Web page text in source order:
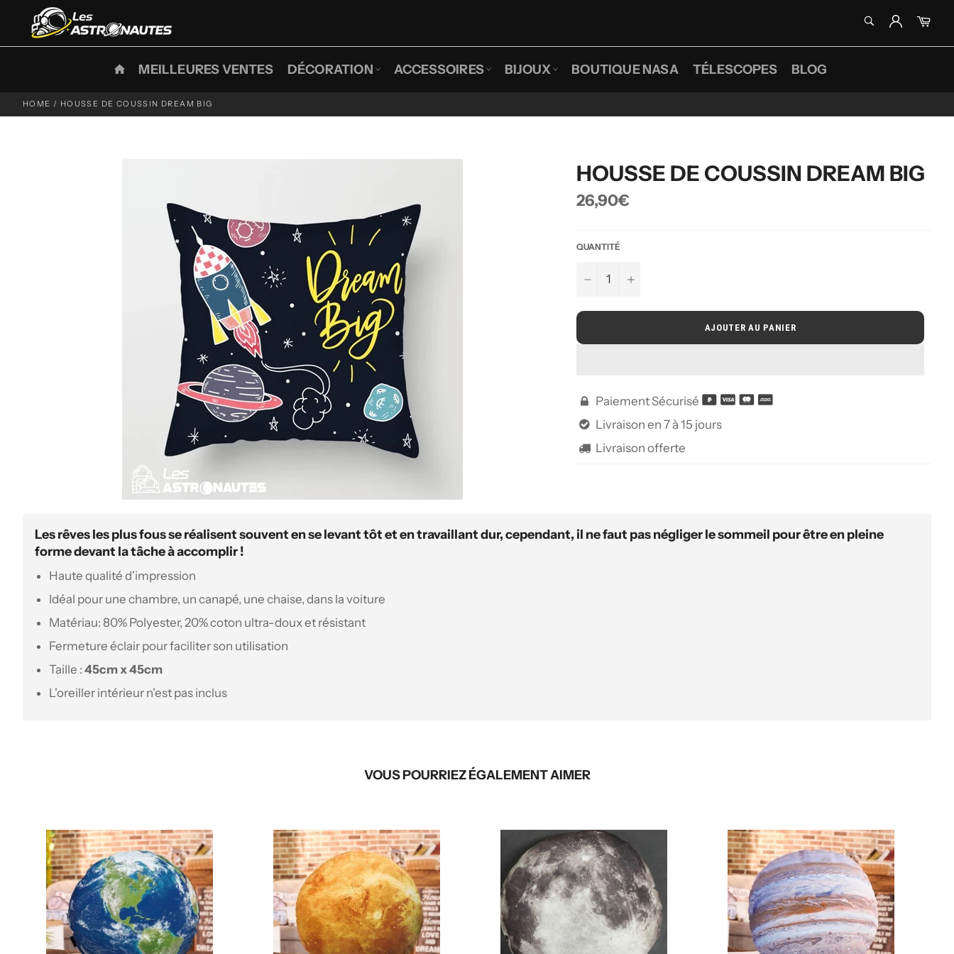
contenu
Recherche
MEILLEURES VENTES DÉCORATION ACCESSOIRES BIJOUX BOUTIQUE NASA TÉLESCOPES BLOG
HOME / HOUSSE DE COUSSIN DREAM BIG
HOUSSE DE COUSSIN DREAM BIG
Prix
régulier
26,90€
QUANTITÉ
− +
AJOUTER AU PANIER
 Paiement Sécurisé
 Livraison en 7 à 15 jours
 Livraison offerte
Les rêves les plus fous se réalisent souvent en se levant tôt et en travaillant dur, cependant, il ne faut pas négliger le sommeil pour être en pleine
forme devant la tâche à accomplir !
Haute qualité d'impression
Idéal pour une chambre, un canapé, une chaise, dans la voiture
Matériau: 80% Polyester, 20% coton ultra-doux et résistant
Fermeture éclair pour faciliter son utilisation
Taille : 45cm x 45cm
L'oreiller intérieur n'est pas inclus
VOUS POURRIEZ ÉGALEMENT AIMER